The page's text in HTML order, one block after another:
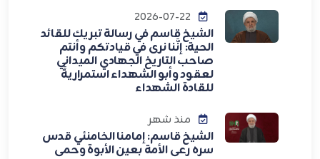
الشيخ قاسم في رسالة تبريك للقائد
الحية: إنَّنا نرى في قيادتكم وأنتم
صاحب التاريخ الجهادي الميداني
لعقود وأبو الشهداء استمراريةً
للقادة الشهداء
منذ شهر
الشيخ قاسم: إمامنا الخامنئي قدس
سره رعى الأمة بعين الأبوة وحمى